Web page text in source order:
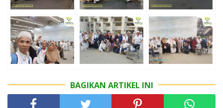
BAGIKAN ARTIKEL INI